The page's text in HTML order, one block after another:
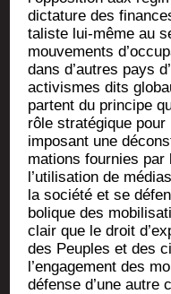
dic­ta­ture des
ta­liste lui-même au
mou­ve­ments
dans d’autres pays
acti­vismes dits
partent du prin­cipe
rôle stra­té­gique
impo­sant une
ma­tions four­nies
l’utilisation de
la socié­té et se
bo­lique des
clair que le droit
des Peuples et des
l’engagement des
défense d’une autre